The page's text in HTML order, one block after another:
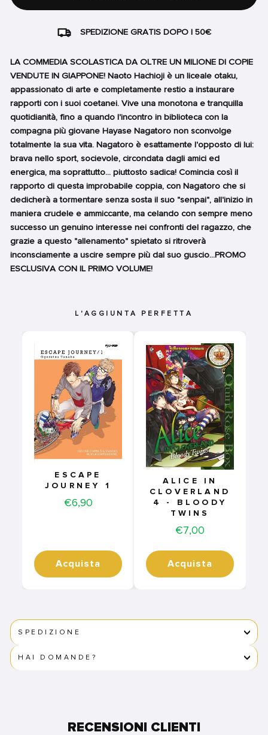
SPEDIZIONE GRATIS DOPO I 50€
LA COMMEDIA SCOLASTICA DA OLTRE UN MILIONE DI COPIE
VENDUTE IN GIAPPONE! Naoto Hachioji è un liceale otaku,
appassionato di arte e completamente restio a instaurare
rapporti con i suoi coetanei. Vive una monotona e tranquilla
quotidianità, fino a quando l'incontro in biblioteca con la
compagna più giovane Hayase Nagatoro non sconvolge
totalmente la sua vita. Nagatoro è esattamente l'opposto di lui:
brava nello sport, socievole, circondata dagli amici ed
energica, ma soprattutto... piuttosto sadica! Comincia così il
rapporto di questa improbabile coppia, con Nagatoro che si
dedicherà a tormentare senza sosta il suo "senpai", all'inizio in
maniera crudele e ammiccante, ma celando con sempre meno
successo un genuino interesse nei confronti del ragazzo, che
grazie a questo "allenamento" spietato si ritroverà
inconsciamente a uscire sempre più dal suo guscio...PROMO
ESCLUSIVA CON IL PRIMO VOLUME!
L'AGGIUNTA PERFETTA
ESCAPE
JOURNEY 1
Price
€6,90
Acquista
ALICE IN
CLOVERLAND
4 - BLOODY
TWINS
Price
€7,00
Acquista
SPEDIZIONE
HAI DOMANDE?
RECENSIONI CLIENTI